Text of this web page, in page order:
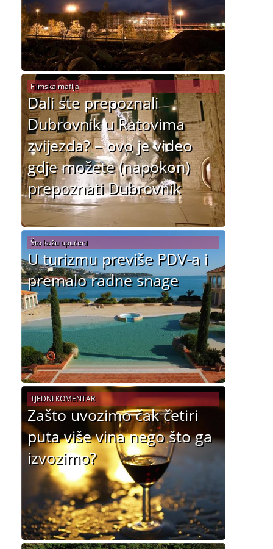
Dali ste prepoznali
Dubrovnik u Ratovima
zvijezda? – ovo je video
gdje možete (napokon)
prepoznati Dubrovnik
Filmska mafija
U turizmu previše PDV-a i
premalo radne snage
Što kažu upućeni
Zašto uvozimo čak četiri
puta više vina nego što ga
izvozimo?
TJEDNI KOMENTAR